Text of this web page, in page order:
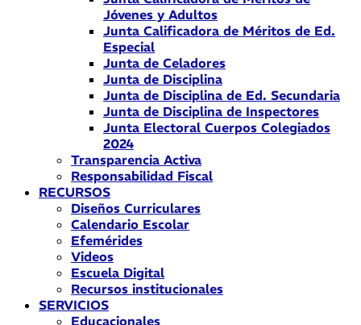
Jóvenes y Adultos
Junta Calificadora de Méritos de Ed.
Especial
Junta de Celadores
Junta de Disciplina
Junta de Disciplina de Ed. Secundaria
Junta de Disciplina de Inspectores
Junta Electoral Cuerpos Colegiados
2024
Transparencia Activa
Responsabilidad Fiscal
RECURSOS
Diseños Curriculares
Calendario Escolar
Efemérides
Videos
Escuela Digital
Recursos institucionales
SERVICIOS
Educacionales